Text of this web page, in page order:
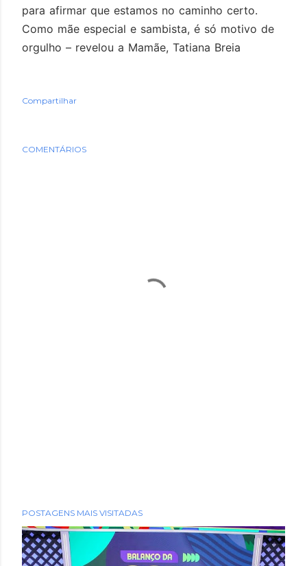
para afirmar que estamos no caminho certo.
Como mãe especial e sambista, é só motivo de
orgulho – revelou a Mamãe, Tatiana Breia
Compartilhar
COMENTÁRIOS
POSTAGENS MAIS VISITADAS